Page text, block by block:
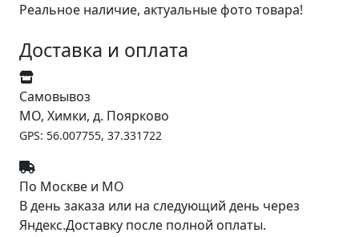
Реальное наличие, актуальные фото товара!
Доставка и оплата
Самовывоз
МО, Химки, д. Поярково
GPS: 56.007755, 37.331722
По Москве и МО
В день заказа или на следующий день через
Яндекс.Доставку после полной оплаты.